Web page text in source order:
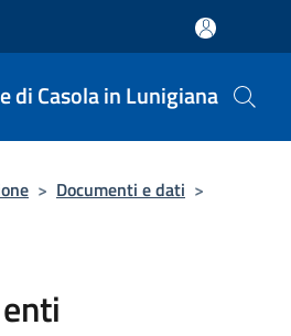
di Casola in Lunigiana
> Documenti e dati >